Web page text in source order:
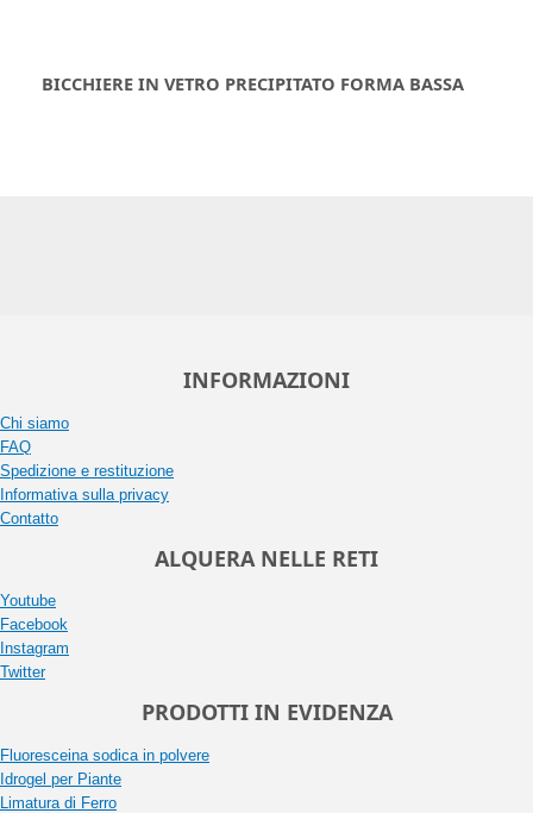
BICCHIERE IN VETRO PRECIPITATO FORMA BASSA
INFORMAZIONI
Chi siamo
FAQ
Spedizione e restituzione
Informativa sulla privacy
Contatto
ALQUERA NELLE RETI
Youtube
Facebook
Instagram
Twitter
PRODOTTI IN EVIDENZA
Fluoresceina sodica in polvere
Idrogel per Piante
Limatura di Ferro